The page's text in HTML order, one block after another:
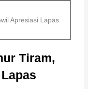
Apresiasi Lapas
Tiram,